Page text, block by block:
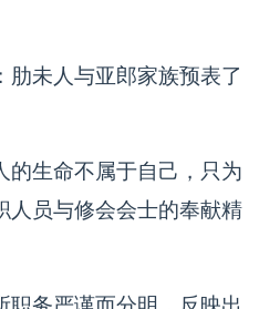
肋未人与亚郎家族预表了
的生命不属于自己，只为
人员与修会会士的奉献精